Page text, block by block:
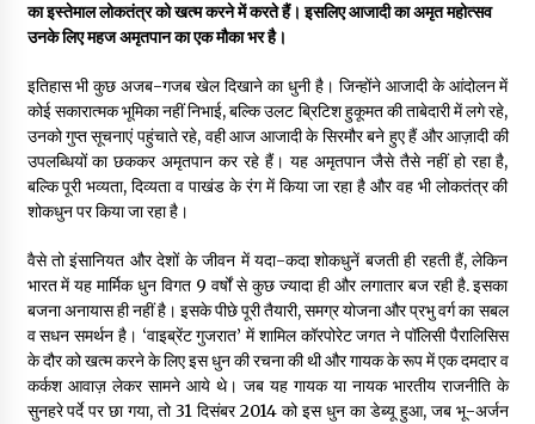
3 years ago
इतिहास बदलने के प्रयास का विरोध करना होगा
चाइनीज मस्ट गो
3 years ago
गांधी के रास्ते ही वैश्विक समस्याओं का समाधान सम्भव
3 years ago
का इस्तेमाल लोकतंत्र को खत्म करने में करते हैं। इसलिए आजादी का अमृत महोत्सव
उनके लिए महज अमृतपान का एक मौका भर है।
इतिहास भी कुछ अजब-गजब खेल दिखाने का धुनी है। जिन्होंने आजादी के आंदोलन में
कोई सकारात्मक भूमिका नहीं निभाई, बल्कि उलट ब्रिटिश हुकूमत की ताबेदारी में लगे रहे,
उनको गुप्त सूचनाएं पहुंचाते रहे, वही आज आजादी के सिरमौर बने हुए हैं और आज़ादी की
उपलब्धियों का छककर अमृतपान कर रहे हैं। यह अमृतपान जैसे तैसे नहीं हो रहा है,
बल्कि पूरी भव्यता, दिव्यता व पाखंड के रंग में किया जा रहा है और वह भी लोकतंत्र की
शोकधुन पर किया जा रहा है।
वैसे तो इंसानियत और देशों के जीवन में यदा-कदा शोकधुनें बजती ही रहती हैं, लेकिन
भारत में यह मार्मिक धुन विगत 9 वर्षों से कुछ ज्यादा ही और लगातार बज रही है. इसका
बजना अनायास ही नहीं है। इसके पीछे पूरी तैयारी, समग्र योजना और प्रभु वर्ग का सबल
व सधन समर्थन है। ‘वाइब्रेंट गुजरात’ में शामिल कॉरपोरेट जगत ने पॉलिसी पैरालिसिस
के दौर को खत्म करने के लिए इस धुन की रचना की थी और गायक के रूप में एक दमदार व
कर्कश आवाज़ लेकर सामने आये थे। जब यह गायक या नायक भारतीय राजनीति के
सुनहरे पर्दे पर छा गया, तो 31 दिसंबर 2014 को इस धुन का डेब्यू हुआ, जब भू-अर्जन